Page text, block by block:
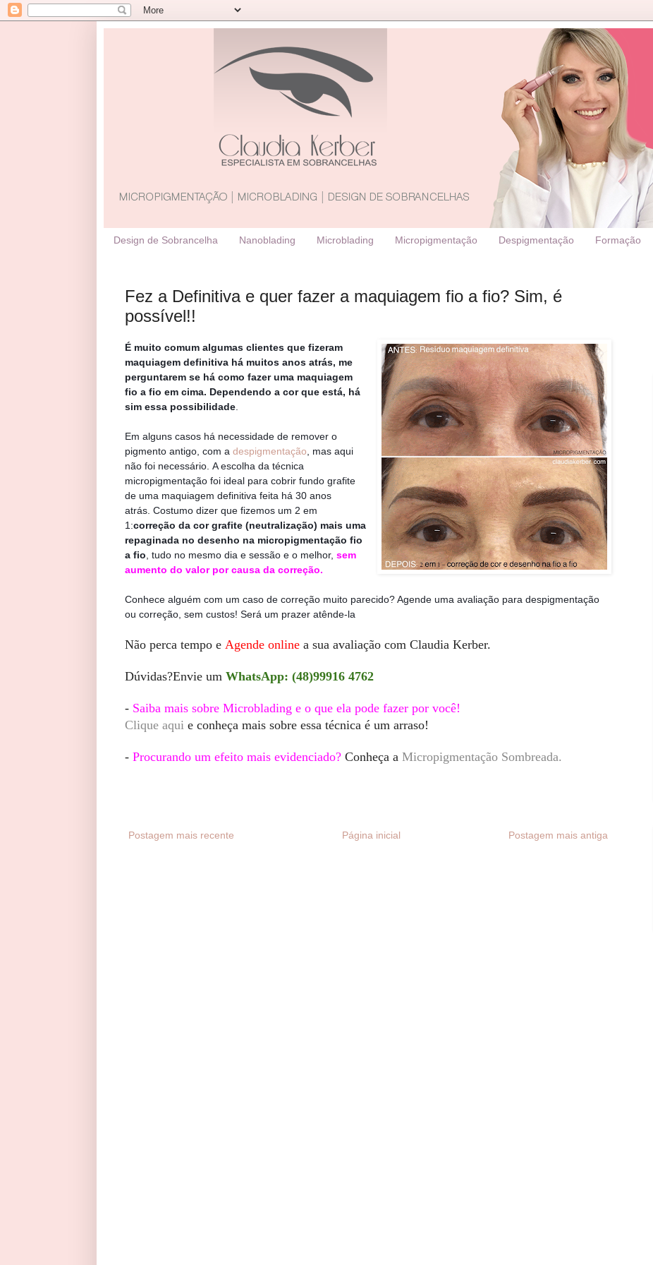
Design de Sobrancelha Nanoblading Microblading Micropigmentação Despigmentação Formação
Fez a Definitiva e quer fazer a maquiagem fio a fio? Sim, é
possível!!
É muito comum algumas clientes que fizeram
maquiagem definitiva há muitos anos atrás, me
perguntarem se há como fazer uma maquiagem
fio a fio em cima. Dependendo a cor que está, há
sim essa possibilidade
Em alguns casos há necessidade de remover o
pigmento antigo, com a despigmentação , mas aqui
não foi necessário. A escolha da técnica
micropigmentação foi ideal para cobrir fundo grafite
de uma maquiagem definitiva feita há 30 anos
atrás. Costumo dizer que fizemos um 2 em
1:correção da cor grafite (neutralização) mais uma
repaginada no desenho na micropigmentação fio
a fio , tudo no mesmo dia e sessão e o melhor, sem
aumento do valor por causa da correção.
Conhece alguém com um caso de correção muito parecido? Agende uma avaliação para despigmentação
ou correção, sem custos! Será um prazer atênde-la
Não perca tempo e Agende online a sua avaliação com Claudia Kerber.
Dúvidas?Envie um WhatsApp: (48)99916 4762
- Saiba mais sobre Microblading e o que ela pode fazer por você!
Clique aqui e conheça mais sobre essa técnica é um arraso!
- Procurando um efeito mais evidenciado? Conheça a Micropigmentação Sombreada.
Postagem mais recente Postagem mais antiga
Página inicial